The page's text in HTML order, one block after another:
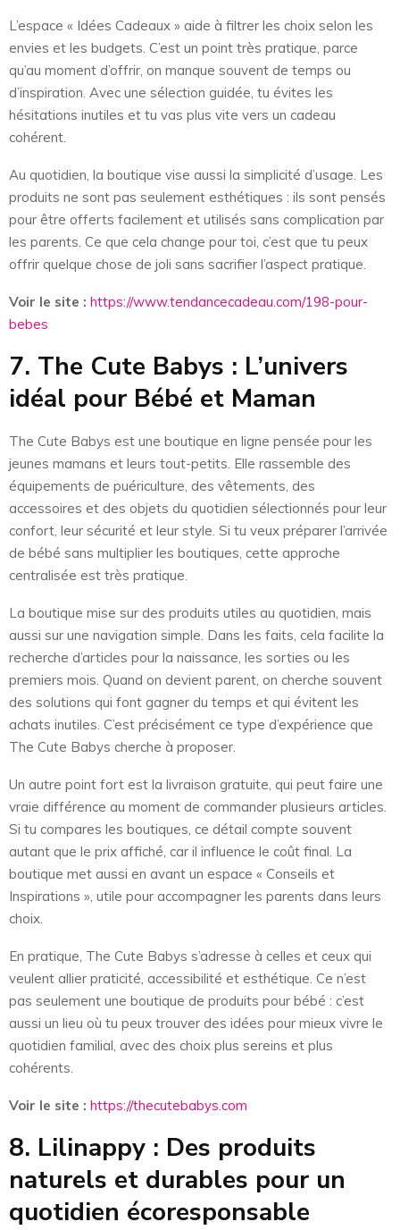
L’espace « Idées Cadeaux » aide à filtrer les choix selon les
envies et les budgets. C’est un point très pratique, parce
qu’au moment d’offrir, on manque souvent de temps ou
d’inspiration. Avec une sélection guidée, tu évites les
hésitations inutiles et tu vas plus vite vers un cadeau
cohérent.
Au quotidien, la boutique vise aussi la simplicité d’usage. Les
produits ne sont pas seulement esthétiques : ils sont pensés
pour être offerts facilement et utilisés sans complication par
les parents. Ce que cela change pour toi, c’est que tu peux
offrir quelque chose de joli sans sacrifier l’aspect pratique.
Voir le site : https://www.tendancecadeau.com/198-pour-
bebes
7. The Cute Babys : L’univers
idéal pour Bébé et Maman
The Cute Babys est une boutique en ligne pensée pour les
jeunes mamans et leurs tout-petits. Elle rassemble des
équipements de puériculture, des vêtements, des
accessoires et des objets du quotidien sélectionnés pour leur
confort, leur sécurité et leur style. Si tu veux préparer l’arrivée
de bébé sans multiplier les boutiques, cette approche
centralisée est très pratique.
La boutique mise sur des produits utiles au quotidien, mais
aussi sur une navigation simple. Dans les faits, cela facilite la
recherche d’articles pour la naissance, les sorties ou les
premiers mois. Quand on devient parent, on cherche souvent
des solutions qui font gagner du temps et qui évitent les
achats inutiles. C’est précisément ce type d’expérience que
The Cute Babys cherche à proposer.
Un autre point fort est la livraison gratuite, qui peut faire une
vraie différence au moment de commander plusieurs articles.
Si tu compares les boutiques, ce détail compte souvent
autant que le prix affiché, car il influence le coût final. La
boutique met aussi en avant un espace « Conseils et
Inspirations », utile pour accompagner les parents dans leurs
choix.
En pratique, The Cute Babys s’adresse à celles et ceux qui
veulent allier praticité, accessibilité et esthétique. Ce n’est
pas seulement une boutique de produits pour bébé : c’est
aussi un lieu où tu peux trouver des idées pour mieux vivre le
quotidien familial, avec des choix plus sereins et plus
cohérents.
Voir le site : https://thecutebabys.com
8. Lilinappy : Des produits
naturels et durables pour un
quotidien écoresponsable